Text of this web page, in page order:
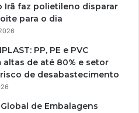
Irã faz polietileno disparar
para o dia
PP, PE e PVC
altas de até 80% e setor
de desabastecimento
de Embalagens